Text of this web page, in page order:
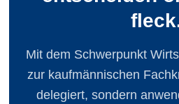
Mit dem Schwerpunkt
zur kaufmännischen
delegiert, sondern